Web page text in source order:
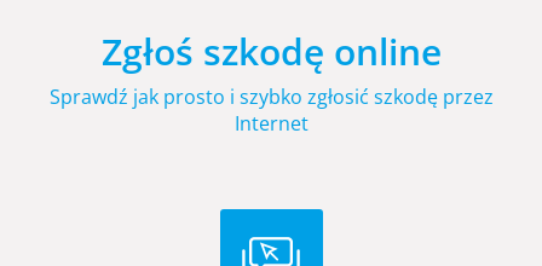
Zgłoś szkodę online
Sprawdź jak prosto i szybko zgłosić szkodę przez
Internet